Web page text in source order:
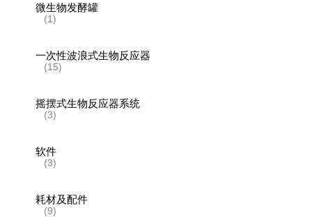
微生物发酵罐
(1)
一次性波浪式生物反应器
(15)
摇摆式生物反应器系统
(3)
软件
(3)
耗材及配件
(9)